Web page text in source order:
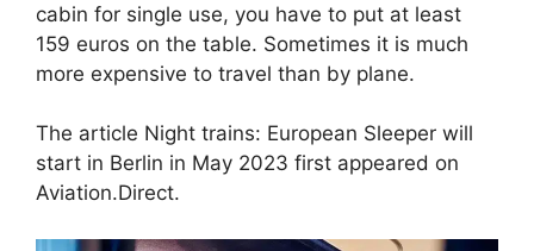
cabin for single use, you have to put at least
159 euros on the table. Sometimes it is much
more expensive to travel than by plane.
The article Night trains: European Sleeper will
start in Berlin in May 2023 first appeared on
Aviation.Direct.